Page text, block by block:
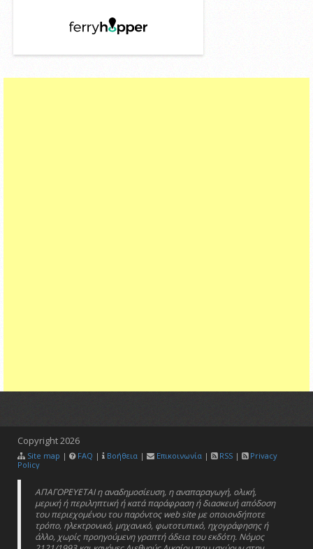
Copyright2026
Site map | FAQ | Βοήθεια | Επικοινωνία | RSS |
Privacy
Policy
ΑΠΑΓΟΡΕΥΕΤΑΙ η αναδημοσίευση, η αναπαραγωγή, ολική,
μερική ή περιληπτική ή κατά παράφραση ή διασκευή απόδοση
του περιεχομένου του παρόντος web site με οποιονδήποτε
τρόπο, ηλεκτρονικό, μηχανικό, φωτοτυπικό, ηχογράφησης ή
άλλο, χωρίς προηγούμενη γραπτή άδεια του εκδότη. Νόμος